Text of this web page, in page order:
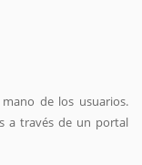
de los usuarios.
a través de un portal